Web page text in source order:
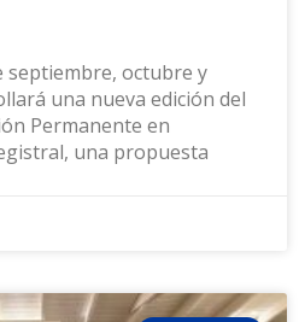
septiembre, octubre y
una nueva edición del
Permanente en
una propuesta